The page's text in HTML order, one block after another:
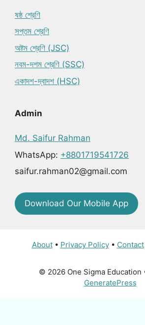
ষষ্ঠ শ্রেণি
সপ্তম শ্রেণি
অষ্টম শ্রেণি (JSC)
নবম-দশম শ্রেণি (SSC)
একাদশ-দ্বাদশ (HSC)
Admin
Md. Saifur Rahman
WhatsApp: +8801719541726
saifur.rahman02@gmail.com
Download Our Mobile App
About• Privacy Policy• Contact
© 2026 One Sigma Education
GeneratePress